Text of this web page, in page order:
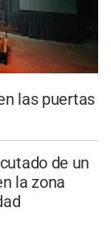
las puertas
de un
la zona